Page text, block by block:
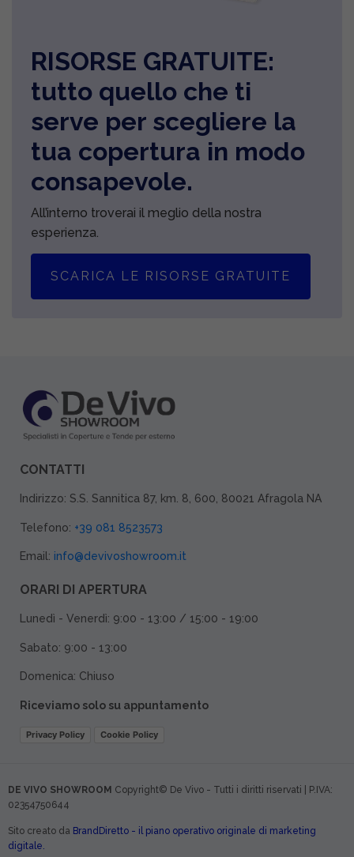
RISORSE GRATUITE:
tutto quello che ti
serve per scegliere la
tua copertura in modo
consapevole.
All’interno troverai il meglio della nostra
esperienza.
SCARICA LE RISORSE GRATUITE
CONTATTI
Indirizzo: S.S. Sannitica 87, km. 8, 600, 80021 Afragola NA
Telefono: +39 081 8523573
Email: info@devivoshowroom.it
ORARI DI APERTURA
Lunedì - Venerdì: 9:00 - 13:00 / 15:00 - 19:00
Sabato: 9:00 - 13:00
Domenica: Chiuso
Riceviamo solo su appuntamento
Privacy Policy Cookie Policy
DE VIVO SHOWROOM Copyright© De Vivo - Tutti i diritti riservati | P.IVA:
02354750644
Sito creato da BrandDiretto - il piano operativo originale di marketing
digitale.